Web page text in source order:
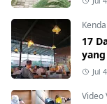
Kendal
17
Jul
Video